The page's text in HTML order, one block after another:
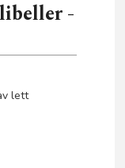
-
lett